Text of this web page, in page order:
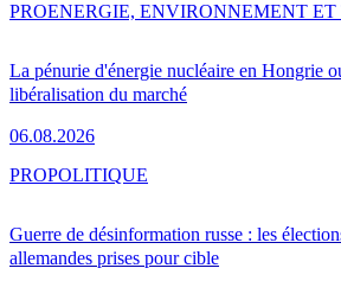
La pénurie d'énergie nucléaire en Hongrie
libéralisation du marché
06.08.2026
PROENERGIE, ENVIRONNEMENT ET
Guerre de désinformation russe : les
allemandes prises pour cible
PROPOLITIQUE